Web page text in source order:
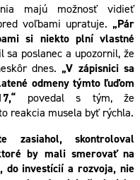
majú možnosť vidieť
voľbami upratuje. „Pár
si niekto plní vlastné
poslanec a upozornil, že
dnes. „V zápisnici sa
odmeny týmto ľuďom
povedal s tým, že
reakcia musela byť rýchla.
zasiahol, skontroloval
by mali smerovať na
do investícií a rozvoja, nie